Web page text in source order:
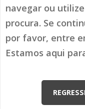
navegar ou
procura. Se
por favor, entre
Estamos aqui